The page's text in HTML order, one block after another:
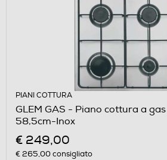
PIANI COTTURA
GLEM GAS - Piano cottura a
58,5cm-Inox
€ 249,00
€ 265,00consigliato